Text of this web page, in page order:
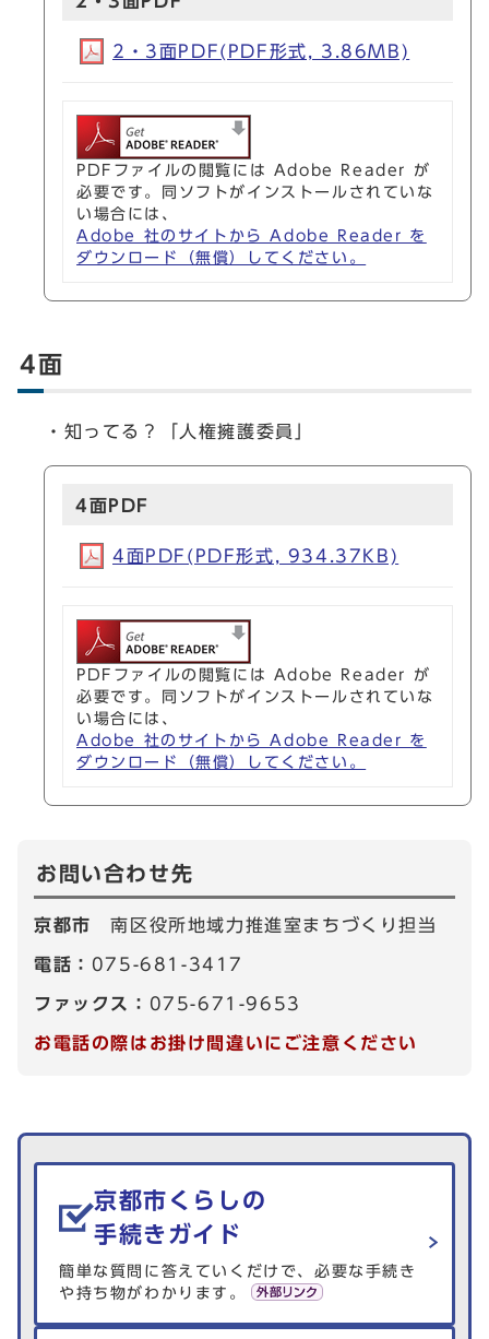
2・3面PDF(PDF形式, 3.86MB)
PDFファイルの閲覧には Adobe Reader が
必要です。同ソフトがインストールされていな
い場合には、
Adobe 社のサイトから Adobe Reader を
ダウンロード（無償）してください。
4面
・知ってる？「人権擁護委員」
4面PDF
4面PDF(PDF形式, 934.37KB)
PDFファイルの閲覧には Adobe Reader が
必要です。同ソフトがインストールされていな
い場合には、
Adobe 社のサイトから Adobe Reader を
ダウンロード（無償）してください。
お問い合わせ先
京都市南区役所地域力推進室まちづくり担当
電話： 075-681-3417
ファックス： 075-671-9653
お電話の際はお掛け間違いにご注意ください
生活情報を探す
京都市くらしの
手続きガイド
簡単な質問に答えていくだけで、必要な手続き
や持ち物がわかります。